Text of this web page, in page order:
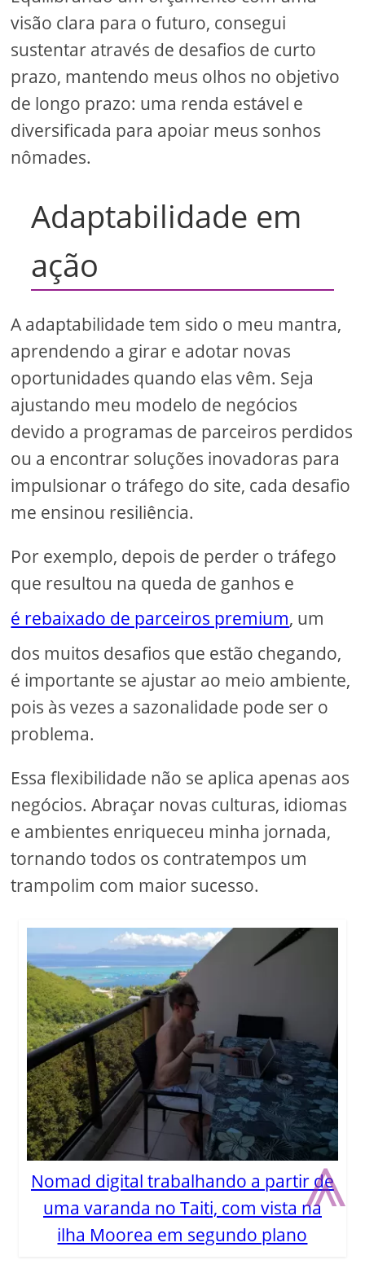
visão clara para o futuro, consegui
sustentar através de desafios de curto
prazo, mantendo meus olhos no objetivo
de longo prazo: uma renda estável e
diversificada para apoiar meus sonhos
nômades.
Adaptabilidade em
ação
A adaptabilidade tem sido o meu mantra,
aprendendo a girar e adotar novas
oportunidades quando elas vêm. Seja
ajustando meu modelo de negócios
devido a programas de parceiros perdidos
ou a encontrar soluções inovadoras para
impulsionar o tráfego do site, cada desafio
me ensinou resiliência.
Por exemplo, depois de perder o tráfego
que resultou na queda de ganhos e
é rebaixado de parceiros premium, um
dos muitos desafios que estão chegando,
é importante se ajustar ao meio ambiente,
pois às vezes a sazonalidade pode ser o
problema.
Essa flexibilidade não se aplica apenas aos
negócios. Abraçar novas culturas, idiomas
e ambientes enriqueceu minha jornada,
tornando todos os contratempos um
trampolim com maior sucesso.
Nomad digital trabalhando a partir de
uma varanda no Taiti, com vista na
ilha Moorea em segundo plano
⩓